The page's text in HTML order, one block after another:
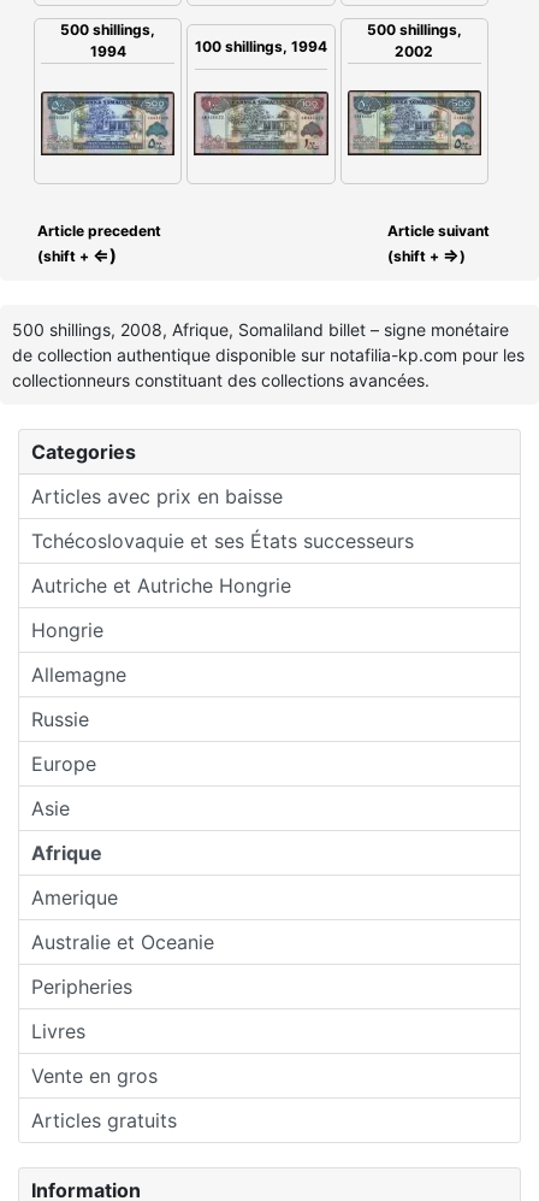
Categories
Articles avec prix en baisse
Tchécoslovaquie et ses États successeurs
Autriche et Autriche Hongrie
Hongrie
Allemagne
Russie
Europe
Asie
Afrique
Amerique
Australie et Oceanie
Peripheries
Livres
Vente en gros
Articles gratuits
Information
500 shillings,
1994
100 shillings, 1994
500 shillings,
2002
Article precedent
(shift + ⇐)
Article suivant
(shift + ⇒)
500 shillings, 2008, Afrique, Somaliland billet – signe monétaire
de collection authentique disponible sur notafilia-kp.com pour les
collectionneurs constituant des collections avancées.